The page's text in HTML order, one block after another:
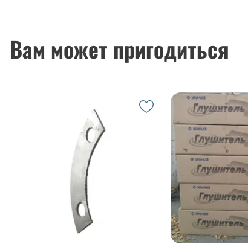
Вам может пригодиться